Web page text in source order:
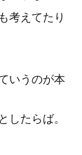
考えてたり
いうのが本
したらば。